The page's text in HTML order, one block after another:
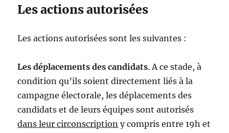
Les actions autorisées
Les actions autorisées sont les suivantes :
Les déplacements des candidats. A ce stade, à
condition qu’ils soient directement liés à la
campagne électorale, les déplacements des
candidats et de leurs équipes sont autorisés
dans leur circonscription y compris entre 19h et